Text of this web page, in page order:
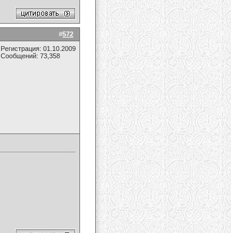
#572
Регистрация: 01.10.2009
Сообщений: 73,358